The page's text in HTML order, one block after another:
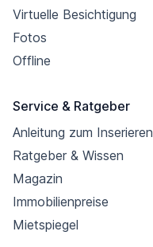
Virtuelle Besichtigung
Fotos
Offline
Service & Ratgeber
Anleitung zum Inserieren
Ratgeber & Wissen
Magazin
Immobilienpreise
Mietspiegel